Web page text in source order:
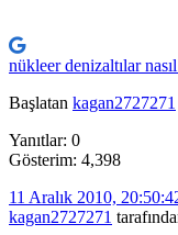
nükleer denizaltılar
Başlatan kagan2727271
Yanıtlar: 0
Gösterim: 4,398
11 Aralık 2010,
kagan2727271